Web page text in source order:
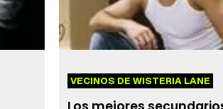
VECINOS DE WISTERIA LANE